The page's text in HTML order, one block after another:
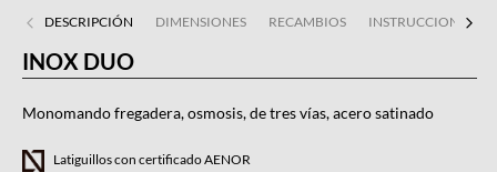
DESCRIPCIÓN DIMENSIONES RECAMBIOS INSTRUCCIONES
INOX DUO
Monomando fregadera, osmosis, de tres vías, acero satinado
Latiguillos con certificado AENOR